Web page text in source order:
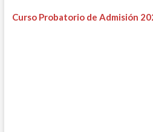
Curso Probatorio de Admisión